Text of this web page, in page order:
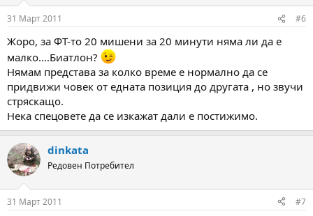
31 Март 2011 #6
Жоро, за ФТ-то 20 мишени за 20 минути няма ли да е
малко....Биатлон?
Нямам представа за колко време е нормално да се
придвижи човек от едната позиция до другата , но звучи
стряскащо.
Нека спецовете да се изкажат дали е постижимо.
dinkata
Редовен Потребител
31 Март 2011 #7